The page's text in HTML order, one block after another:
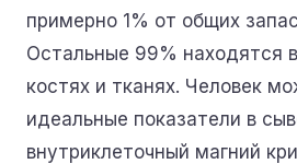
примерно 1% от общих
Остальные 99% находятся
костях и тканях. Человек
идеальные показатели в
внутриклеточный магний